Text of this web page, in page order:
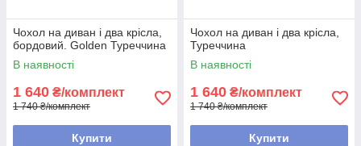
Чохол на диван і два крісла,
бордовий. Golden Туреччина
В наявності
1 640 ₴/комплект
1 740 ₴/комплект
Купити
Чохол на диван і два крісла,
Туреччина
В наявності
1 640 ₴/комплект
1 740 ₴/комплект
Купити